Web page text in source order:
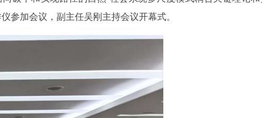
参加会议，副主任吴刚主持会议开幕式。